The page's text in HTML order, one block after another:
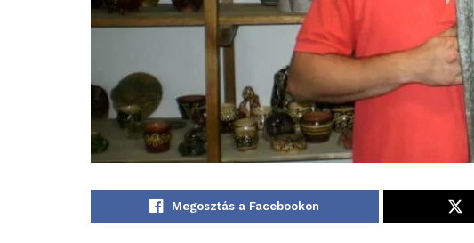
Megosztás a Facebookon